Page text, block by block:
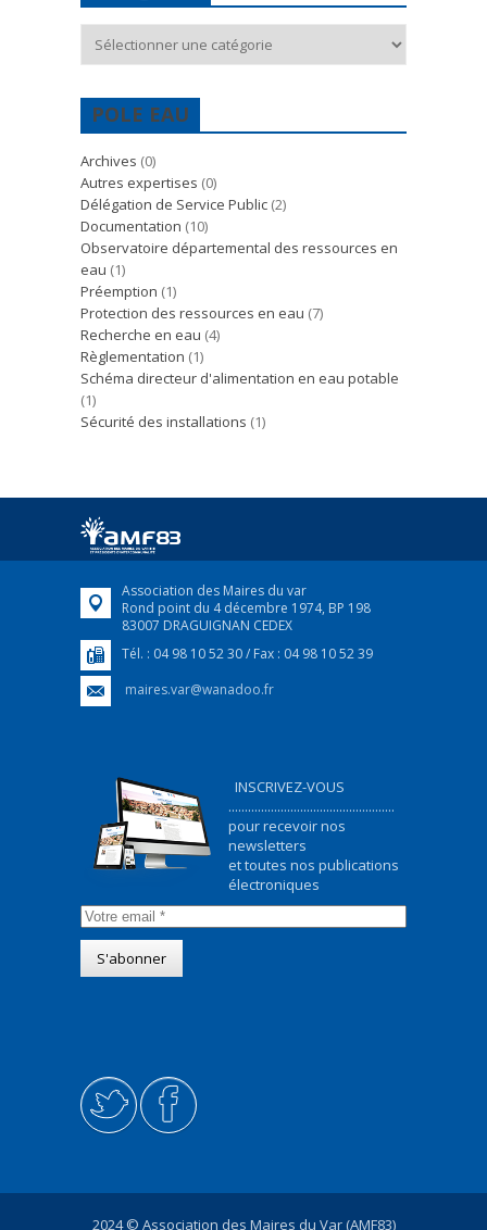
POLE EAU
Archives (0)
Autres expertises (0)
Délégation de Service Public (2)
Documentation (10)
Observatoire départemental des ressources en
eau (1)
Préemption (1)
Protection des ressources en eau (7)
Recherche en eau (4)
Règlementation (1)
Schéma directeur d'alimentation en eau potable
(1)
Sécurité des installations (1)
Association des Maires du var
Rond point du 4 décembre 1974, BP 198
83007 DRAGUIGNAN CEDEX
Tél. : 04 98 10 52 30 / Fax : 04 98 10 52 39
maires.var@wanadoo.fr
INSCRIVEZ-VOUS
...................................................
pour recevoir nos
newsletters
et toutes nos publications
électroniques
2024 © Association des Maires du Var (AMF83)